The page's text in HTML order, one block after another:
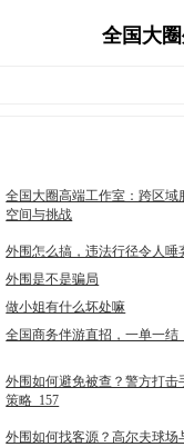
全国大
全国大圈高端工作室‌：跨区域
空间与挑战
外围怎么搞，违法行径令人唾
外围是不是骗局
做小姐有什么坏处嘛
全国商务伴游直招，一单一结
外围如何避免被查？警方打击
策略_157
外围如何找客源？高尔夫球场